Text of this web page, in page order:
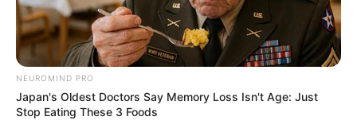
NEUROMIND PRO
Japan's Oldest Doctors Say Memory Loss Isn't Age: Just
Stop Eating These 3 Foods